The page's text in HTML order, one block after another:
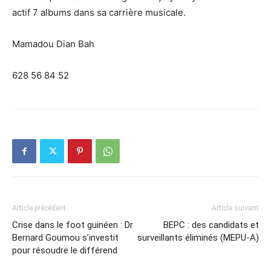
actif 7 albums dans sa carrière musicale.
Mamadou Dian Bah
628 56 84 52
Article précédent
Crise dans le foot guinéen : Dr
Bernard Goumou s’investit
pour résoudre le différend
Article suivant
BEPC : des candidats et
surveillants éliminés (MEPU-A)